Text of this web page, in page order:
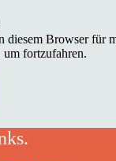
Browser für
um fortzufahren.